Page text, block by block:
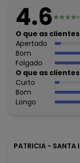
4.6
O que as
Apertado
Bom
Folgado
O que as
Curto
Bom
Longo
PATRICIA - SANTA ISABEL -